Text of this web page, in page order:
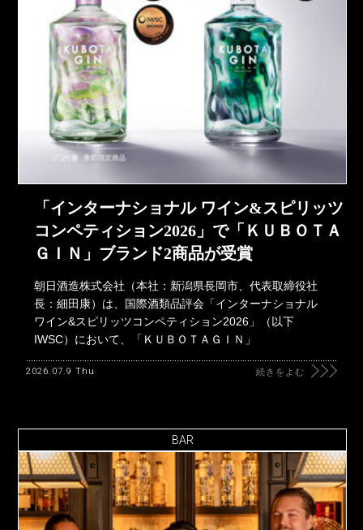
「インターナショナル ワイン&スピリッツ
コンペティション2026」で「ＫＵＢＯＴＡ
ＧＩＮ」ブランド2商品が受賞
朝日酒造株式会社（本社：新潟県長岡市、代表取締役社
長：細田康）は、国際酒類品評会「インターナショナル
ワイン&スピリッツコンペティション2026」（以下
IWSC）において、「ＫＵＢＯＴＡＧＩＮ」
2026.07.9 Thu 続きをよむ
BAR